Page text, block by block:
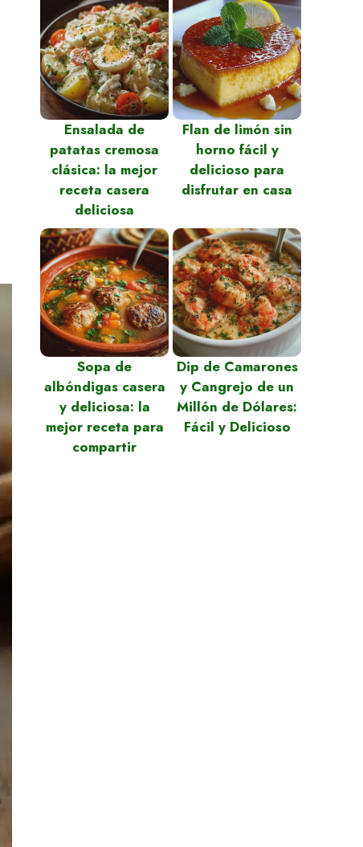
Ensalada de
patatas cremosa
clásica: la mejor
receta casera
deliciosa
Flan de limón sin
horno fácil y
delicioso para
disfrutar en casa
Sopa de
albóndigas casera
y deliciosa: la
mejor receta para
compartir
Dip de Camarones
y Cangrejo de un
Millón de Dólares:
Fácil y Delicioso